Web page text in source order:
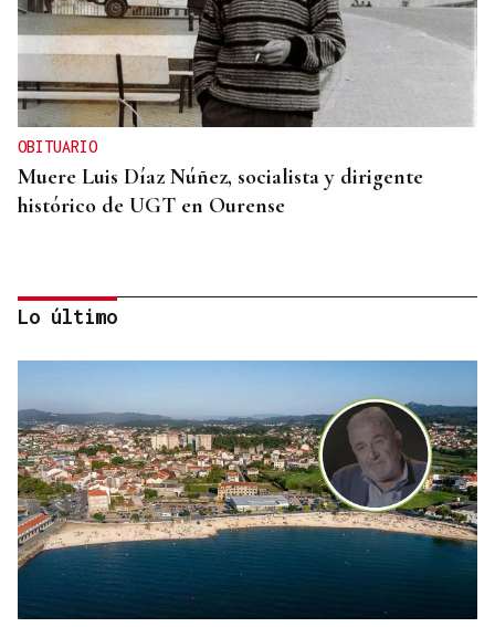
OBITUARIO
Muere Luis Díaz Núñez, socialista y dirigente
histórico de UGT en Ourense
CANEDO
Un herido en la colisión entre dos coches en la
entrada a las termas de Outariz
Lo último